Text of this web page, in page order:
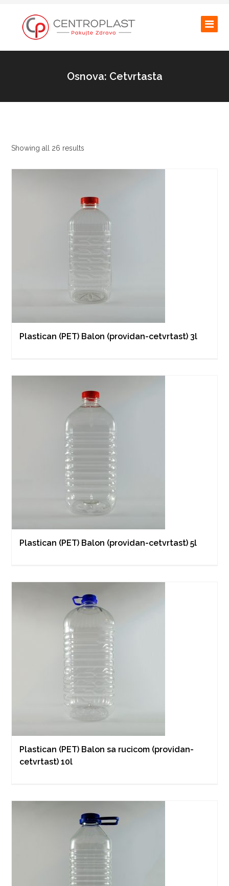
Osnova: Cetvrtasta
Showing all 26 results
Plastican (PET) Balon (providan-cetvrtast) 3l
Plastican (PET) Balon (providan-cetvrtast) 5l
Plastican (PET) Balon sa rucicom (providan-
cetvrtast) 10l